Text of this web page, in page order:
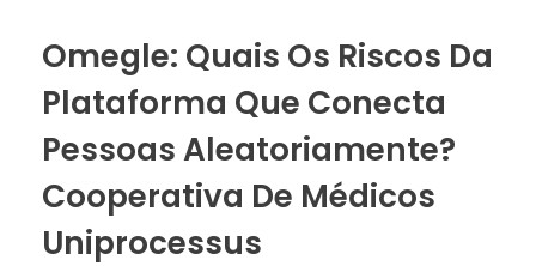
Omegle: Quais Os Riscos Da
Plataforma Que Conecta
Pessoas Aleatoriamente?
Cooperativa De Médicos
Uniprocessus